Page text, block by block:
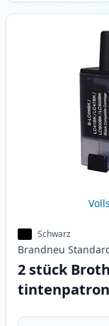
Schwarz
Brandneu
2 stück